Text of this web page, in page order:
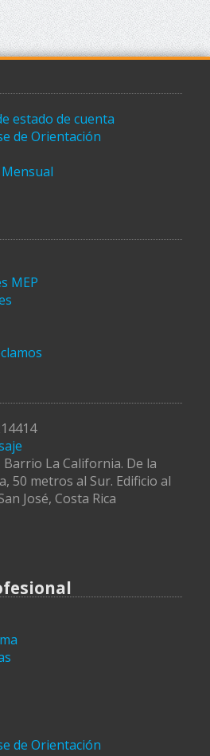
estado de cuenta
de Orientación
MEP
Barrio La California. De la
50 metros al Sur. Edificio al
José, Costa Rica
de Orientación